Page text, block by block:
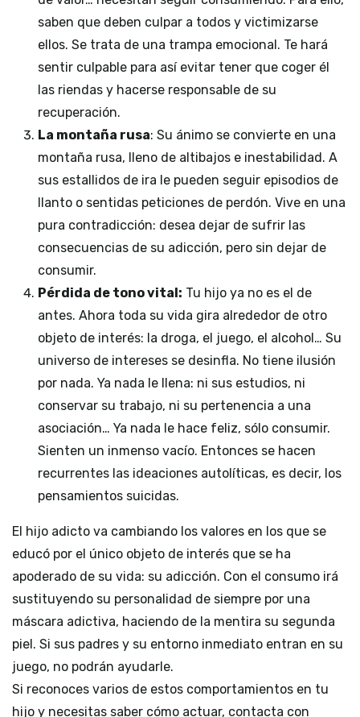
saben que deben culpar a todos y victimizarse
ellos. Se trata de una trampa emocional. Te hará
sentir culpable para así evitar tener que coger él
las riendas y hacerse responsable de su
recuperación.
La montaña rusa: Su ánimo se convierte en una
montaña rusa, lleno de altibajos e inestabilidad. A
sus estallidos de ira le pueden seguir episodios de
llanto o sentidas peticiones de perdón. Vive en una
pura contradicción: desea dejar de sufrir las
consecuencias de su adicción, pero sin dejar de
consumir.
Pérdida de tono vital: Tu hijo ya no es el de
antes. Ahora toda su vida gira alrededor de otro
objeto de interés: la droga, el juego, el alcohol… Su
universo de intereses se desinfla. No tiene ilusión
por nada. Ya nada le llena: ni sus estudios, ni
conservar su trabajo, ni su pertenencia a una
asociación… Ya nada le hace feliz, sólo consumir.
Sienten un inmenso vacío. Entonces se hacen
recurrentes las ideaciones autolíticas, es decir, los
pensamientos suicidas.
El hijo adicto va cambiando los valores en los que se
educó por el único objeto de interés que se ha
apoderado de su vida: su adicción. Con el consumo irá
sustituyendo su personalidad de siempre por una
máscara adictiva, haciendo de la mentira su segunda
piel. Si sus padres y su entorno inmediato entran en su
juego, no podrán ayudarle.
Si reconoces varios de estos comportamientos en tu
hijo y necesitas saber cómo actuar, contacta con